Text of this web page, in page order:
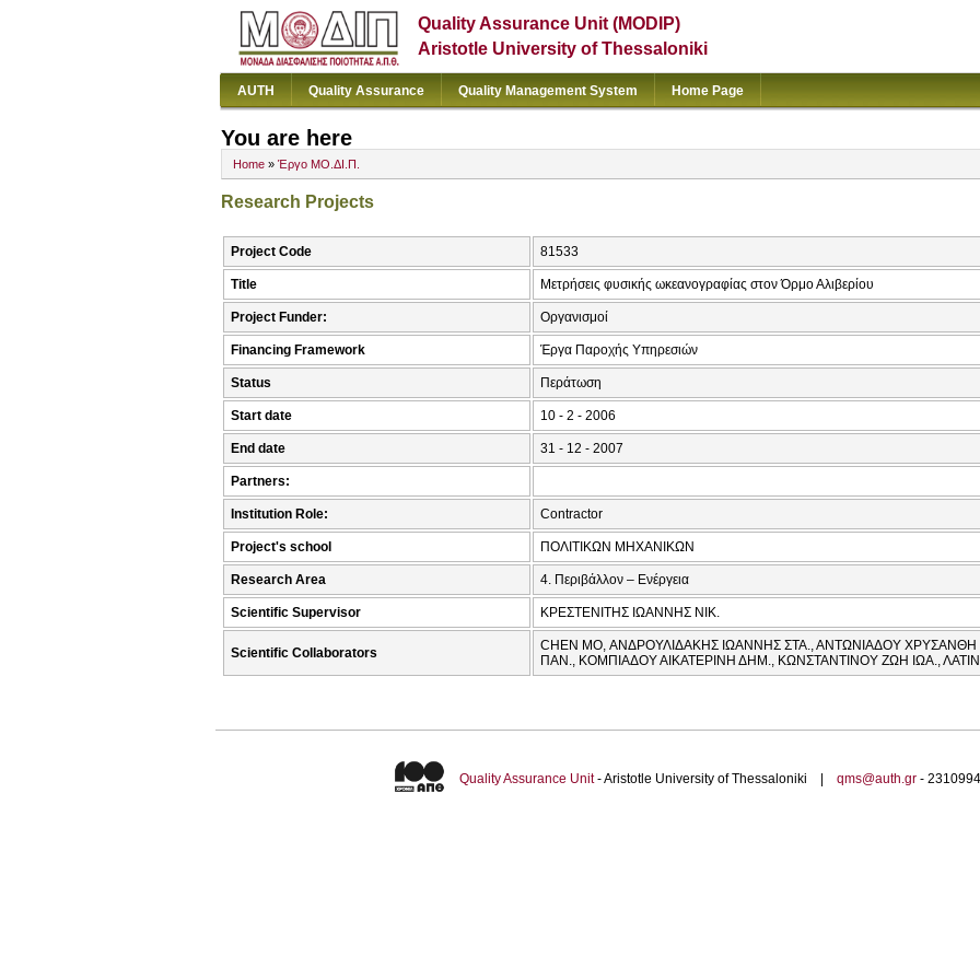
Quality Assurance Unit (MODIP)
Aristotle University of Thessaloniki
AUTH Quality Assurance Quality Management System Home Page
You are here
Home » Έργο ΜΟ.ΔΙ.Π.
Research Projects
Project Code 81533
Title Μετρήσεις φυσικής ωκεανογραφίας στον Όρμο Αλιβερίου
Project Funder: Οργανισμοί
Financing Framework Έργα Παροχής Υπηρεσιών
Status Περάτωση
Start date 10 - 2 - 2006
End date 31 - 12 - 2007
Partners:
Institution Role: Contractor
Project's school ΠΟΛΙΤΙΚΩΝ ΜΗΧΑΝΙΚΩΝ
Research Area 4. Περιβάλλον – Ενέργεια
Scientific Supervisor ΚΡΕΣΤΕΝΙΤΗΣ ΙΩΑΝΝΗΣ ΝΙΚ.
Scientific Collaborators
CHEN MO, ΑΝΔΡΟΥΛΙΔΑΚΗΣ ΙΩΑΝΝΗΣ ΣΤΑ., ΑΝΤΩΝΙΑΔΟΥ
ΠΑΝ., ΚΟΜΠΙΑΔΟΥ ΑΙΚΑΤΕΡΙΝΗ ΔΗΜ., ΚΩΝΣΤΑΝΤΙΝΟΥ ΖΩΗ ΙΩΑ.,
Quality Assurance Unit- Aristotle University of Thessaloniki | qms@auth.gr-